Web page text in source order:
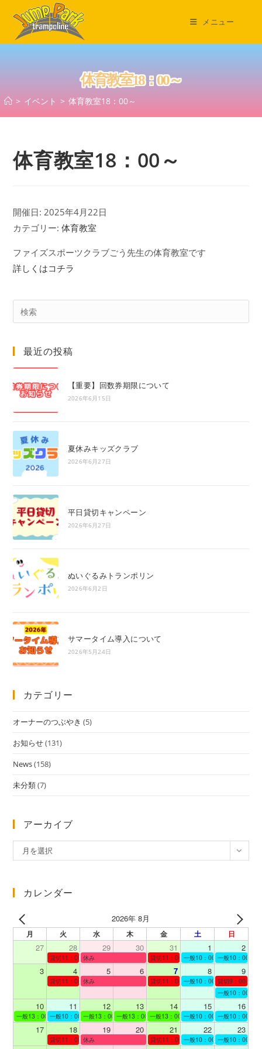
ス
メニュー
体育教室18：00～
> イベント > 体育教室18：00～
体育教室18：00～
開催日: 2025年4月22日
カテゴリー:体育教室
ファイズスポーツクラブごう先生の体育教室です
詳しくはコチラ
最近の投稿
【重要】回数券期限について
2026年6月15日
夏休みキッズクラブ
2026年6月27日
平日貸切キャンペーン
2026年6月27日
ぬいぐるみトランポリン
2026年6月2日
サマータイム導入について
2026年5月24日
カテゴリー
オーナーのつぶやき (5)
お知らせ(131)
News(158)
未分類(7)
アーカイブ
ー
イ
月を選択
カレンダー
2026年 8月
月 火 水 木 金 土 日
27 28 29 30 31 1 2
貸切11：00～12：00
休み 貸切11：00～12：00一般10：00～19：00
一般10：00～
3 4 5 6 7 8 9
貸切11：00～12：00
休み 貸切11：00～12：00一般10：00～19：00
貸切9：00～10
一般10：00～
10 11 12 13 14 15 16
一般13：00～19：00一般10：00～19：00一般13：00～19：00一般13：00～19：00一般13：00～19：00一般10：00～19：00
一般10：00～
17 18 19 20 21 22 23
貸切11：00～12：00
休み 貸切11：00～13：00一般10：00～19：00
一般10：00～